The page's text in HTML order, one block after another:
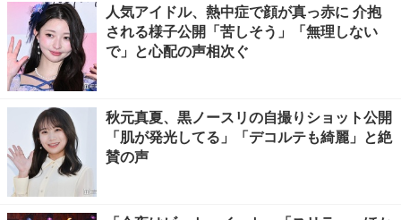
人気アイドル、熱中症で顔が真っ赤に 介抱
される様子公開「苦しそう」「無理しない
で」と心配の声相次ぐ
秋元真夏、黒ノースリの自撮りショット公開
「肌が発光してる」「デコルテも綺麗」と絶
賛の声